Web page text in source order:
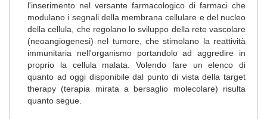
l'inserimento nel versante farmacologico di farmaci che
modulano i segnali della membrana cellulare e del nucleo
della cellula, che regolano lo sviluppo della rete vascolare
(neoangiogenesi) nel tumore, che stimolano la reattività
immunitaria nell'organismo portandolo ad aggredire in
proprio la cellula malata. Volendo fare un elenco di
quanto ad oggi disponibile dal punto di vista della target
therapy (terapia mirata a bersaglio molecolare) risulta
quanto segue.